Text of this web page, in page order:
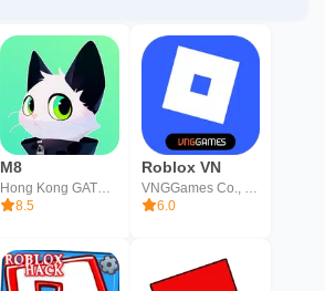
M8
Hong Kong GATHERING MEDIA LIMITED
8.5
Roblox VN
VNGGames Co., Ltd
6.0